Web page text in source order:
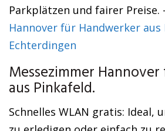
Parkplätzen und fairer Preise.
Hannover für Handwerker aus
Echterdingen
Messezimmer
aus Pinkafeld.
Schnelles WLAN gratis: Ideal,